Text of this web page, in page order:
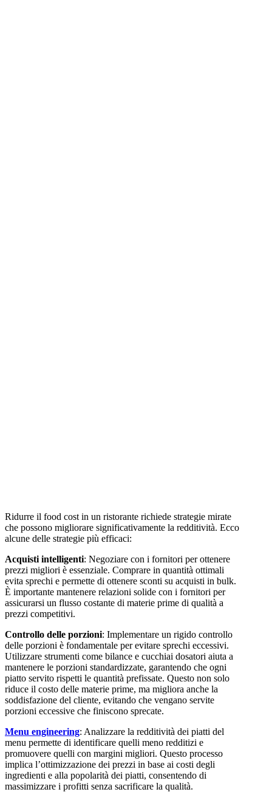
Ridurre il food cost in un ristorante richiede strategie mirate
che possono migliorare significativamente la redditività. Ecco
alcune delle strategie più efficaci:
Acquisti intelligenti: Negoziare con i fornitori per ottenere
prezzi migliori è essenziale. Comprare in quantità ottimali
evita sprechi e permette di ottenere sconti su acquisti in bulk.
È importante mantenere relazioni solide con i fornitori per
assicurarsi un flusso costante di materie prime di qualità a
prezzi competitivi.
Controllo delle porzioni: Implementare un rigido controllo
delle porzioni è fondamentale per evitare sprechi eccessivi.
Utilizzare strumenti come bilance e cucchiai dosatori aiuta a
mantenere le porzioni standardizzate, garantendo che ogni
piatto servito rispetti le quantità prefissate. Questo non solo
riduce il costo delle materie prime, ma migliora anche la
soddisfazione del cliente, evitando che vengano servite
porzioni eccessive che finiscono sprecate.
Menu engineering: Analizzare la redditività dei piatti del
menu permette di identificare quelli meno redditizi e
promuovere quelli con margini migliori. Questo processo
implica l’ottimizzazione dei prezzi in base ai costi degli
ingredienti e alla popolarità dei piatti, consentendo di
massimizzare i profitti senza sacrificare la qualità.